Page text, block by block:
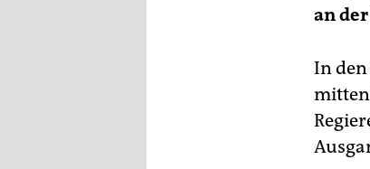
an
In
mitten